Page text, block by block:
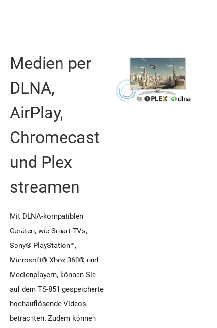
Medien per
DLNA,
AirPlay,
Chromecast
und Plex
streamen
Mit DLNA-kompatiblen
Geräten, wie Smart-TVs,
Sony® PlayStation™,
Microsoft® Xbox 360® und
Medienplayern, können Sie
auf dem TS-851 gespeicherte
hochauflösende Videos
betrachten. Zudem können